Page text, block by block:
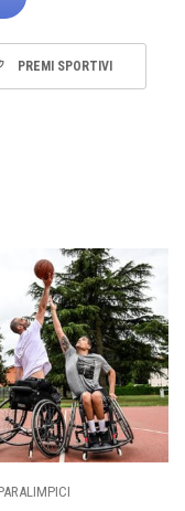
PREMI SPORTIVI